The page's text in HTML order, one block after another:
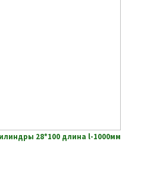
28*100 длина l-1000мм